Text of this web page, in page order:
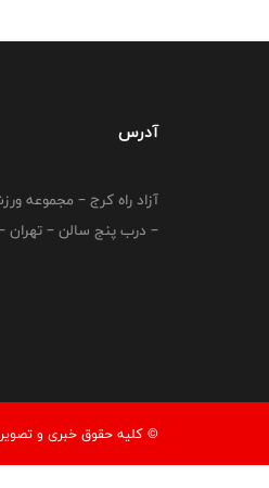
آدرس
آزاد راه کرج – مجموعه
– درب پنج سالن – تهران
© کليه حقوق خبری و